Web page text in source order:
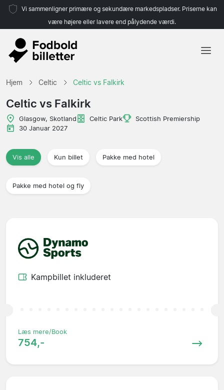
Vi sammenligner primære og sekundære markedspladser. Priserne kan
være højere eller lavere end pålydende værdi.
Hjem Celtic Celtic vs Falkirk
Celtic vs Falkirk
Glasgow, Skotland Celtic Park
Scottish Premiership
30 Januar 2027
Vis alle Kun billet Pakke med hotel
Pakke med hotel og fly
Kampbillet inkluderet
Læs mere/Book
754,-